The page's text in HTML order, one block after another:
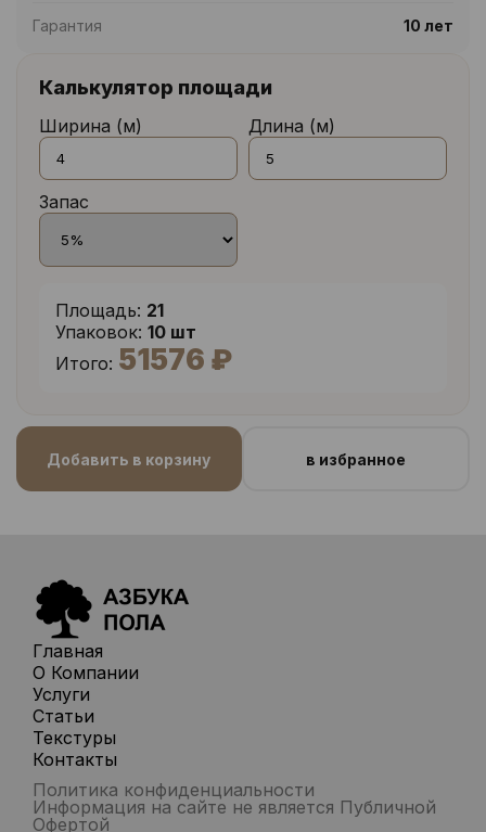
Гарантия 10 лет
Калькулятор площади
Ширина (м) Длина (м)
Запас
Площадь: 21
Упаковок: 10 шт
Итого: 51576 ₽
Добавить в корзину в избранное
Главная
О Компании
Услуги
Статьи
Текстуры
Контакты
Политика конфиденциальности
Информация на сайте не является Публичной
Офертой